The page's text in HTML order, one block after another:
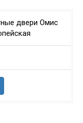
двери Омис